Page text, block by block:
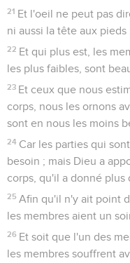
21 Et l'oeil ne peut pas
ni aussi la tête aux
22 Et qui plus est, les
les plus faibles, sont
23 Et ceux que nous
corps, nous les ornons
sont en nous les moins
24 Car les parties qui
besoin ; mais Dieu a
corps, qu'il a donné plus
25 Afin qu'il n'y ait point
les membres aient un
26 Et soit que l'un des
les membres souffrent